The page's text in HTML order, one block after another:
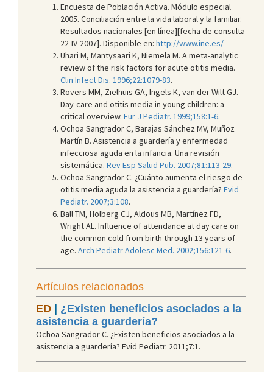
Encuesta de Población Activa. Módulo especial
2005. Conciliación entre la vida laboral y la familiar.
Resultados nacionales [en línea][fecha de consulta
22-IV-2007]. Disponible en: http://www.ine.es/
Uhari M, Mantysaari K, Niemela M. A meta-analytic
review of the risk factors for acute otitis media.
Clin Infect Dis. 1996;22:1079-83.
Rovers MM, Zielhuis GA, Ingels K, van der Wilt GJ.
Day-care and otitis media in young children: a
critical overview. Eur J Pediatr. 1999;158:1-6.
Ochoa Sangrador C, Barajas Sánchez MV, Muñoz
Martín B. Asistencia a guardería y enfermedad
infecciosa aguda en la infancia. Una revisión
sistemática. Rev Esp Salud Pub. 2007;81:113-29.
Ochoa Sangrador C. ¿Cuánto aumenta el riesgo de
otitis media aguda la asistencia a guardería? Evid
Pediatr. 2007;3:108.
Ball TM, Holberg CJ, Aldous MB, Martínez FD,
Wright AL. Influence of attendance at day care on
the common cold from birth through 13 years of
age. Arch Pediatr Adolesc Med. 2002;156:121-6.
Artículos relacionados
ED | ¿Existen beneficios asociados a la
asistencia a guardería?
Ochoa Sangrador C. ¿Existen beneficios asociados a la
asistencia a guardería? Evid Pediatr. 2011;7:1.